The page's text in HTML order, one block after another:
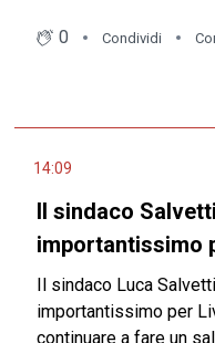
0 Condividi
14:09
Il sindaco
importantissimo
Il sindaco Luca
importantissimo per
continuare a fare un